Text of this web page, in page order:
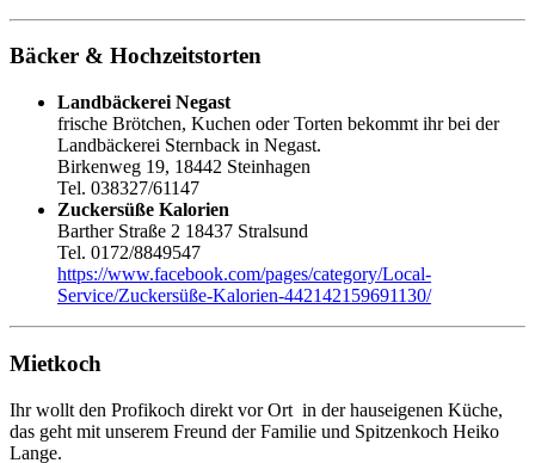
Bäcker & Hochzeitstorten
Landbäckerei Negast
frische Brötchen, Kuchen oder Torten bekommt ihr bei der
Landbäckerei Sternback in Negast.
Birkenweg 19, 18442 Steinhagen
Tel. 038327/61147
Zuckersüße Kalorien
Barther Straße 2 18437 Stralsund
Tel. 0172/8849547
https://www.facebook.com/pages/category/Local-
Service/Zuckersüße-Kalorien-442142159691130/
Mietkoch
Ihr wollt den Profikoch direkt vor Ort in der hauseigenen Küche,
das geht mit unserem Freund der Familie und Spitzenkoch Heiko
Lange.